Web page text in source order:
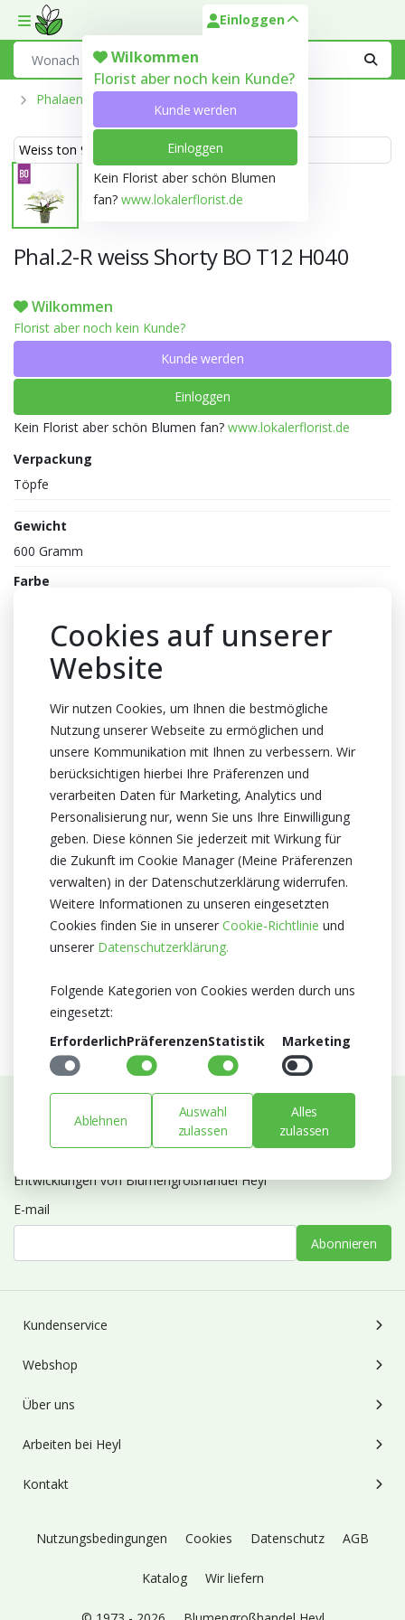
Toggle mobile menu
Einloggen
Wilkommen
Florist aber noch kein Kunde?
Kunde werden
Einloggen
Kein Florist aber schön Blumen
fan? www.lokalerflorist.de
Phalaenopsis Aus Der Optiflor-Gärtnerei
Weiss ton 999D
Phal.2-R weiss Shorty BO T12 H040
Wilkommen
Florist aber noch kein Kunde?
Kunde werden
Einloggen
Kein Florist aber schön Blumen fan? www.lokalerflorist.de
Verpackung
Töpfe
Gewicht
600 Gramm
Farbe
40cm Höhe
Züchter
Optiflor
Herkunftsland
Niederlande
Zertifikat
Abonnieren Sie unseren Newsletter
Entwicklungen von Blumengroßhandel Heyl
E-mail
Abonnieren
Kundenservice
Webshop
Über uns
Arbeiten bei Heyl
Kontakt
Nutzungsbedingungen Cookies Datenschutz AGB
Katalog Wir liefern
Cookies auf unserer
Website
Wir nutzen Cookies, um Ihnen die bestmögliche
Nutzung unserer Webseite zu ermöglichen und
unsere Kommunikation mit Ihnen zu verbessern. Wir
berücksichtigen hierbei Ihre Präferenzen und
verarbeiten Daten für Marketing, Analytics und
Personalisierung nur, wenn Sie uns Ihre Einwilligung
geben. Diese können Sie jederzeit mit Wirkung für
die Zukunft im Cookie Manager (Meine Präferenzen
verwalten) in der Datenschutzerklärung widerrufen.
Weitere Informationen zu unseren eingesetzten
Cookies finden Sie in unserer Cookie-Richtlinie und
unserer Datenschutzerklärung.
Folgende Kategorien von Cookies werden durch uns
eingesetzt:
ErforderlichPräferenzenStatistik Marketing
Ablehnen
Auswahl
zulassen
Alles
zulassen